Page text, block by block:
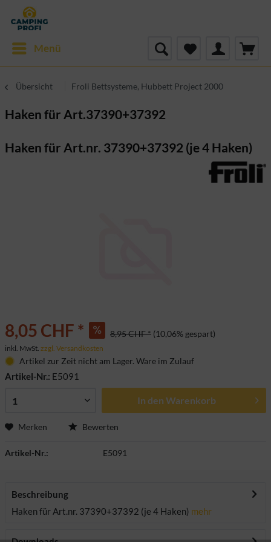
Menü
Übersicht Froli Bettsysteme, Hubbett Project 2000
Haken für Art.37390+37392
Haken für Art.nr. 37390+37392 (je 4 Haken)
8,05 CHF * 8,95 CHF * (10,06% gespart)
inkl. MwSt. zzgl. Versandkosten
Artikel zur Zeit nicht am Lager. Ware im Zulauf
Artikel-Nr.: E5091
In den Warenkorb
Merken Bewerten
Artikel-Nr.: E5091
Beschreibung
Haken für Art.nr. 37390+37392 (je 4 Haken) mehr